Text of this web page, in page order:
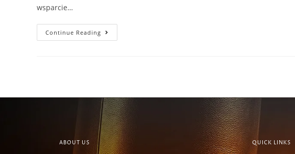
wsparcie…
Continue Reading
ABOUT US QUICK LINKS